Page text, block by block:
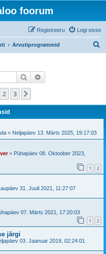
foorum
Logi sisse
Registreeru
Arvutiprogrammid
Otsi
2 3
« Neljapäev 13. Märts 2025, 19:17:03
« Pühapäev 08. Oktoober 2023,
1 2
31. Juuli 2021, 11:27:07
07. Märts 2021, 17:20:03
1 2
järgi
03. Jaanuar 2019, 02:24:01